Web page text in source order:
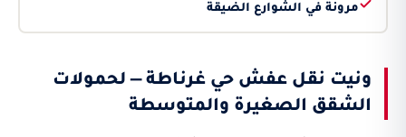
مرونة في الشوارع الضيقة
ونيت نقل عفش حي غرناطة — لحمولات
الشقق الصغيرة والمتوسطة